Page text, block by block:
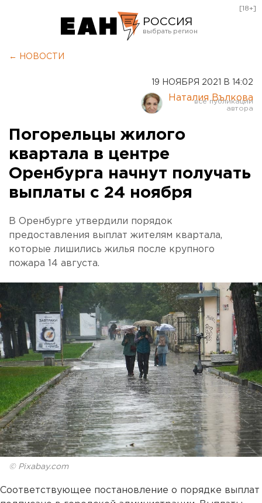
РОССИЯ
Курган
Оренбург
[18+]
← НОВОСТИ
19 НОЯБРЯ 2021 В 14:02
Наталия Вълкова
Погорельцы жилого
квартала в центре
Оренбурга начнут получать
выплаты с 24 ноября
В Оренбурге утвердили порядок
предоставления выплат жителям квартала,
которые лишились жилья после крупного
пожара 14 августа.
© Pixabay.com
Соответствующее постановление о порядке выплат